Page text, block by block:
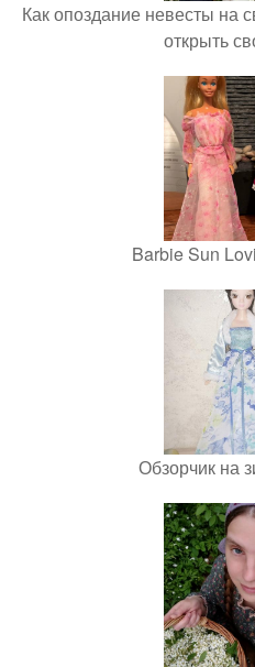
Как опоздание невесты на
открыть
Barbie Sun
Обзорчик на